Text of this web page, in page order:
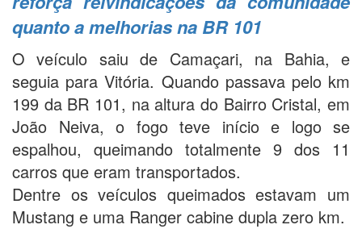
quanto a melhorias na BR 101
O veículo saiu de Camaçari, na Bahia, e
seguia para Vitória. Quando passava pelo km
199 da BR 101, na altura do Bairro Cristal, em
João Neiva, o fogo teve início e logo se
espalhou, queimando totalmente 9 dos 11
carros que eram transportados.
Dentre os veículos queimados estavam um
Mustang e uma Ranger cabine dupla zero km.